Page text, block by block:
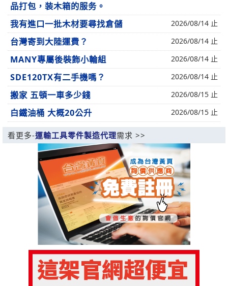
品打包，装木箱的服务。
我有進口一批木材要尋找倉儲 2026/08/14 止
台灣寄到大陸運費？ 2026/08/14 止
MANY專屬後裝飾小輪組 2026/08/14 止
SDE120TX有二手機嗎？ 2026/08/14 止
搬家 五頓一車多少錢 2026/08/15 止
白鐵油桶 大概20公升 2026/08/15 止
看更多-運輸工具零件製造代理需求 >>